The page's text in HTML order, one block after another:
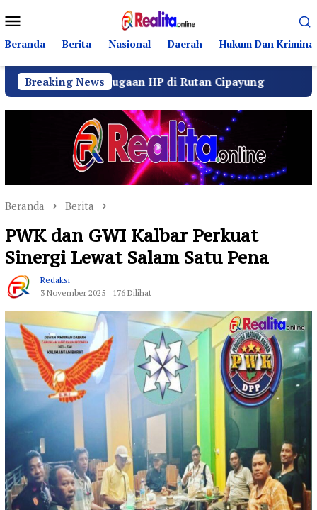
ke
kontenMobile
Beranda Berita Nasional Daerah Hukum Dan Kriminal
Breaking News
Dugaan HP di Rutan Cipayung Operasi
Beranda Berita
PWK dan GWI Kalbar Perkuat
Sinergi Lewat Salam Satu Pena
Redaksi
3 November 2025
176 Dilihat